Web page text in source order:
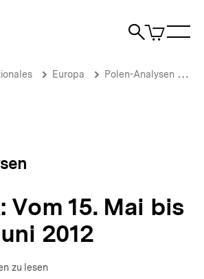
Suche
Artikel
im
Europa Polen-Analysen
Vom 15. Mai bis
2012
zu lesen